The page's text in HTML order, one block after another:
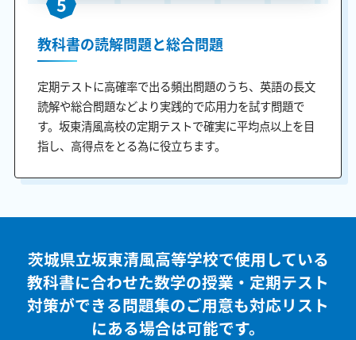
教科書の読解問題と総合問題
定期テストに高確率で出る頻出問題のうち、英語の長文
読解や総合問題などより実践的で応用力を試す問題で
す。坂東清風高校の定期テストで確実に平均点以上を目
指し、高得点をとる為に役立ちます。
茨城県立坂東清風高等学校で使用している
教科書に合わせた数学の授業・定期テスト
対策ができる問題集のご用意も対応リスト
にある場合は可能です。